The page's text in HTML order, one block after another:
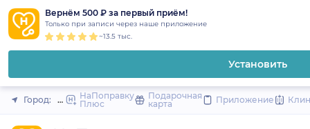
Вернём 500 ₽ за первый приём!
Только при записи через наше приложение
~13.5 тыс.
Установить
Закрыть
Город: ИжевскНаПоправку
Плюс
Подарочная
карта
Приложение